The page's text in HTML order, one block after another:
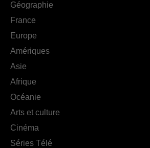
Géographie
France
Europe
Amériques
Asie
Afrique
Océanie
Arts et culture
Cinéma
Séries Télé